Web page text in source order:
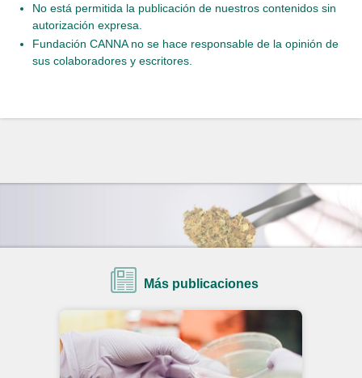
No está permitida la publicación de nuestros contenidos sin
autorización expresa.
Fundación CANNA no se hace responsable de la opinión de
sus colaboradores y escritores.
Más publicaciones